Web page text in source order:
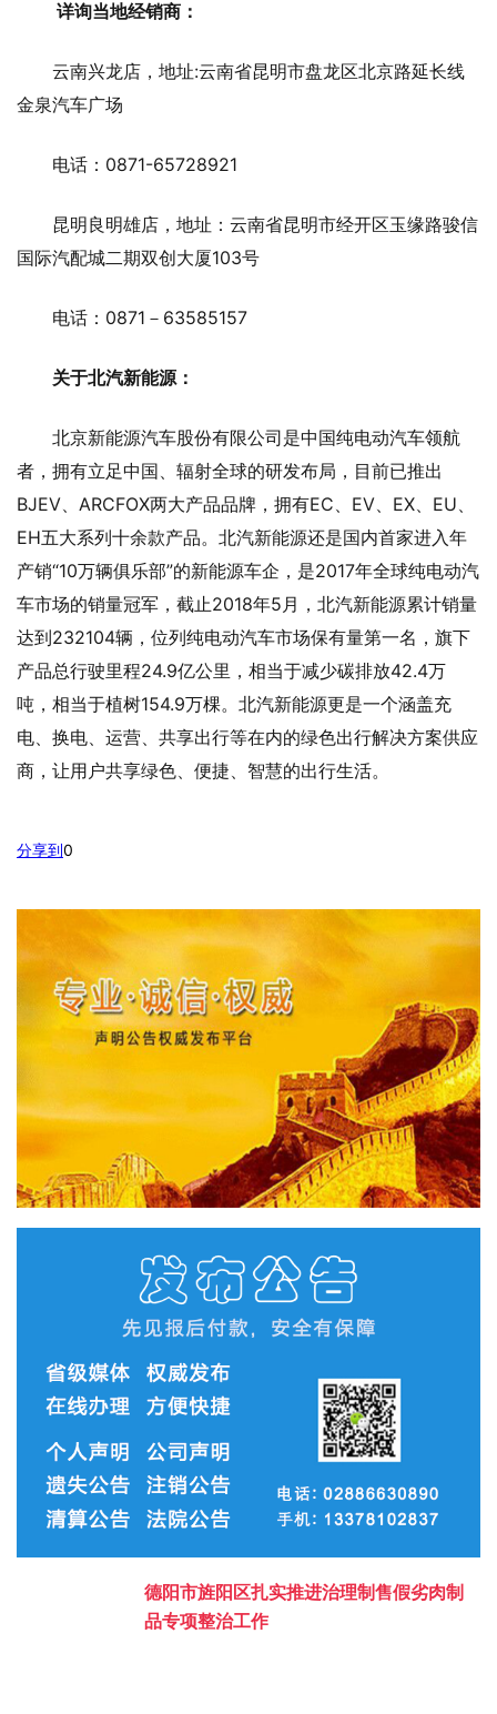
详询当地经销商：
云南兴龙店，地址:云南省昆明市盘龙区北京路延长线
金泉汽车广场
电话：0871-65728921
昆明良明雄店，地址：云南省昆明市经开区玉缘路骏信
国际汽配城二期双创大厦103号
电话：0871－63585157
关于北汽新能源：
北京新能源汽车股份有限公司是中国纯电动汽车领航
者，拥有立足中国、辐射全球的研发布局，目前已推出
BJEV、ARCFOX两大产品品牌，拥有EC、EV、EX、EU、
EH五大系列十余款产品。北汽新能源还是国内首家进入年
产销“10万辆俱乐部”的新能源车企，是2017年全球纯电动汽
车市场的销量冠军，截止2018年5月，北汽新能源累计销量
达到232104辆，位列纯电动汽车市场保有量第一名，旗下
产品总行驶里程24.9亿公里，相当于减少碳排放42.4万
吨，相当于植树154.9万棵。北汽新能源更是一个涵盖充
电、换电、运营、共享出行等在内的绿色出行解决方案供应
商，让用户共享绿色、便捷、智慧的出行生活。
分享到0
德阳市旌阳区扎实推进治理制售假劣肉制
品专项整治工作